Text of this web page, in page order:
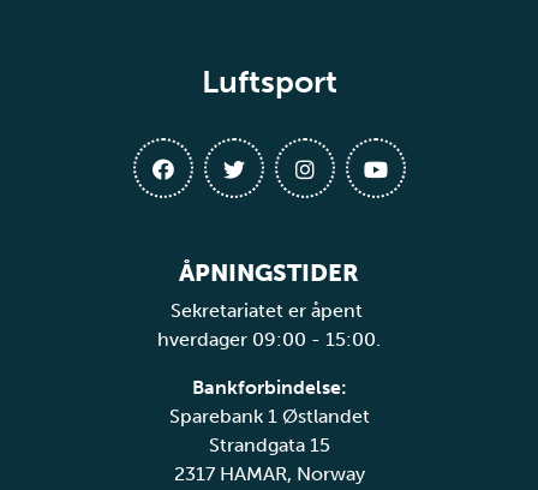
Luftsport
ÅPNINGSTIDER
Sekretariatet er åpent
hverdager 09:00 - 15:00.
Bankforbindelse:
Sparebank 1 Østlandet
Strandgata 15
2317 HAMAR, Norway